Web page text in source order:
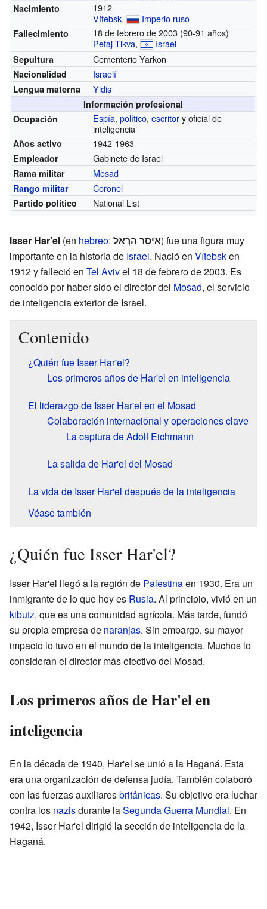
Nacimiento
1912
Vítebsk, Imperio ruso
Fallecimiento
18 de febrero de 2003 (90-91 años)
Petaj Tikva, Israel
Sepultura Cementerio Yarkon
Nacionalidad Israelí
Lengua materna Yidis
Información profesional
Ocupación
Espía,político,escritory oficial de
inteligencia
Años activo 1942-1963
Empleador Gabinete de Israel
Rama militar Mosad
Rango militar Coronel
Partido político National List
Isser Har'el (en hebreo: אִיסֵר הַרְאֵל) fue una figura muy
importante en la historia de Israel. Nació en Vítebsken
1912 y falleció en Tel Avivel 18 de febrero de 2003. Es
conocido por haber sido el director del Mosad, el servicio
de inteligencia exterior de Israel.
Contenido
¿Quién fue Isser Har'el?
Los primeros años de Har'el en inteligencia
El liderazgo de Isser Har'el en el Mosad
Colaboración internacional y operaciones clave
La captura de Adolf Eichmann
La salida de Har'el del Mosad
La vida de Isser Har'el después de la inteligencia
Véase también
¿Quién fue Isser Har'el?
Isser Har'el llegó a la región de Palestinaen 1930. Era un
inmigrante de lo que hoy es Rusia. Al principio, vivió en un
kibutz, que es una comunidad agrícola. Más tarde, fundó
su propia empresa de naranjas. Sin embargo, su mayor
impacto lo tuvo en el mundo de la inteligencia. Muchos lo
consideran el director más efectivo del Mosad.
Los primeros años de Har'el en
inteligencia
En la década de 1940, Har'el se unió a la Haganá. Esta
era una organización de defensa judía. También colaboró
con las fuerzas auxiliaresbritánicas. Su objetivo era luchar
contra los nazisdurante laSegunda Guerra Mundial. En
1942, Isser Har'el dirigió la sección de inteligencia de la
Haganá.